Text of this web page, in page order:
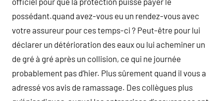
possédant.quand avez-vous eu un rendez-vous avec
votre assureur pour ces temps-ci ? Peut-être pour lui
déclarer un détérioration des eaux ou lui acheminer un
de gré à gré après un collision, ce qui ne journée
probablement pas d’hier. Plus sûrement quand il vous a
adressé vos avis de ramassage. Des collègues plus